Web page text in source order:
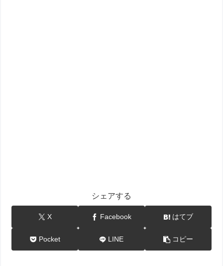
シェアする
X Facebook はてブ
Pocket LINE コピー